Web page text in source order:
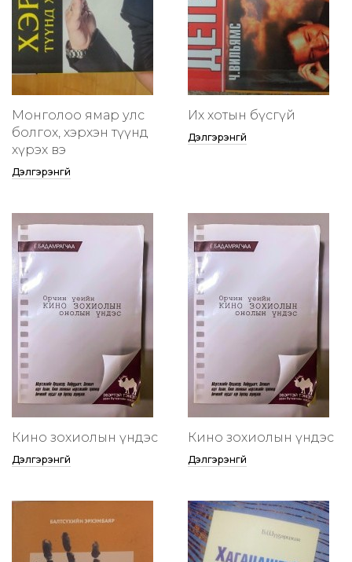
Монголоо ямар улс
болгох, хэрхэн түүнд
хүрэх вэ
Дэлгэрэнгүй
Их хотын бүсгүй
Дэлгэрэнгүй
Кино зохиолын үндэс
Дэлгэрэнгүй
Кино зохиолын үндэс
Дэлгэрэнгүй